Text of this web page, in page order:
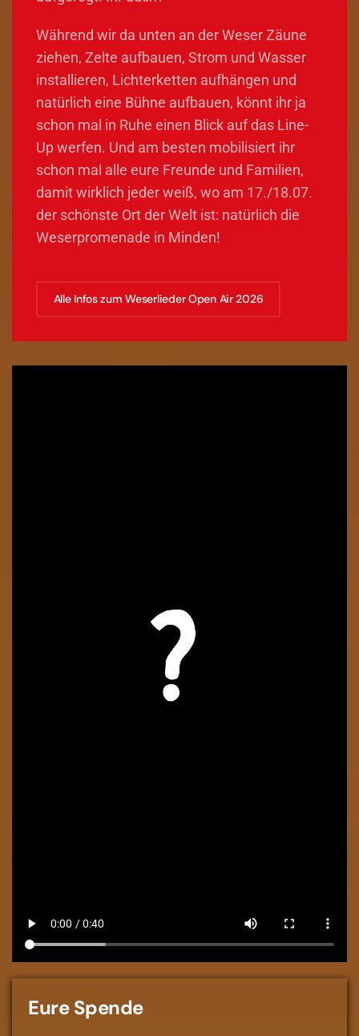
Während wir da unten an der Weser Zäune
ziehen, Zelte aufbauen, Strom und Wasser
installieren, Lichterketten aufhängen und
natürlich eine Bühne aufbauen, könnt ihr ja
schon mal in Ruhe einen Blick auf das Line-
Up werfen. Und am besten mobilisiert ihr
schon mal alle eure Freunde und Familien,
damit wirklich jeder weiß, wo am 17./18.07.
der schönste Ort der Welt ist: natürlich die
Weserpromenade in Minden!
Alle Infos zum Weserlieder Open Air 2026
Eure Spende